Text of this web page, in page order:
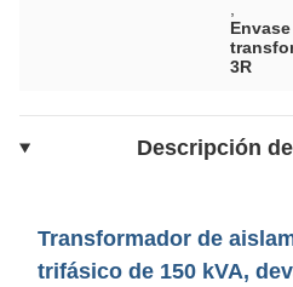
3R
Descripción
Transformador de
trifásico de 150 kVA,